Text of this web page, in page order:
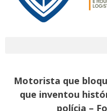
Motorista que
que inventou
polícia –